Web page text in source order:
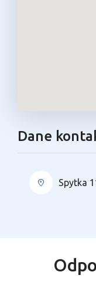
Dane
Spytka